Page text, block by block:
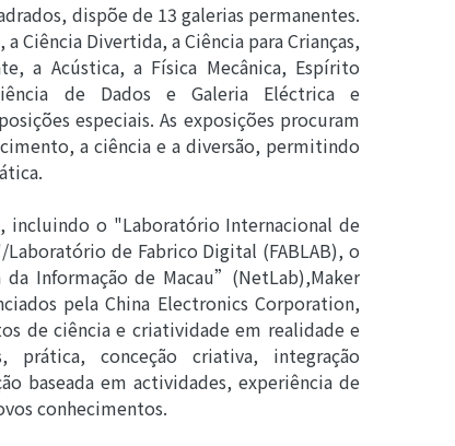
dispõe de 13 galerias permanentes.
Ciência Divertida, a Ciência para Crianças,
a Acústica, a Física Mecânica, Espírito
de Dados e Galeria Eléctrica e
especiais. As exposições procuram
a ciência e a diversão, permitindo
incluindo o "Laboratório Internacional de
de Fabrico Digital (FABLAB), o
Informação de Macau”(NetLab),Maker
pela China Electronics Corporation,
de ciência e criatividade em realidade e
conceção criativa, integração
baseada em actividades, experiência de
conhecimentos.